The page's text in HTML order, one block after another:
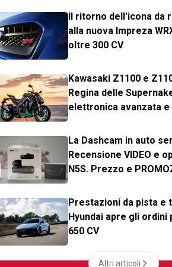
Il ritorno dell'icona da
alla nuova Impreza
oltre 300 CV
Kawasaki Z1100 e
Regina delle
elettronica avanzata
La Dashcam in auto
Recensione VIDEO e
N5S. Prezzo e
Prestazioni da pista e
Hyundai apre gli ordini
650 CV
Altri articoli